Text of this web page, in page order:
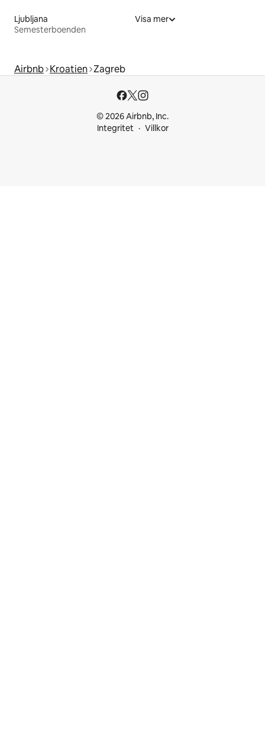
Ljubljana
Semesterboenden
Visa mer
Airbnb Kroatien Zagreb
© 2026 Airbnb, Inc.
Integritet
Villkor